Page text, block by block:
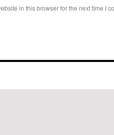
in this browser for the next time I